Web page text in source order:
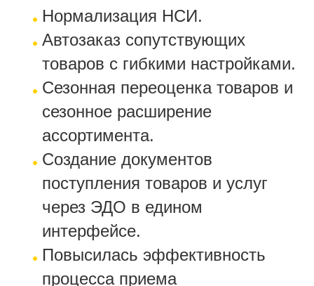
Нормализация НСИ.
Автозаказ сопутствующих
товаров с гибкими настройками.
Сезонная переоценка товаров и
сезонное расширение
ассортимента.
Создание документов
поступления товаров и услуг
через ЭДО в едином
интерфейсе.
Повысилась эффективность
процесса приема